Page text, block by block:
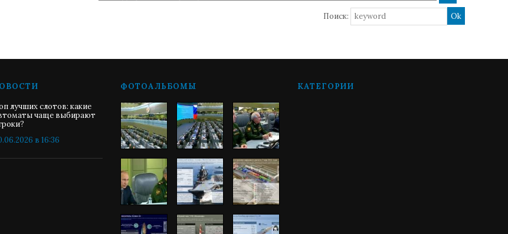
Поиск:
лучших слотов: какие
чаще выбирают
в 16:36
ФОТОАЛЬБОМЫ КАТЕГОРИИ